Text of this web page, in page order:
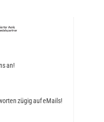
an!
zügig auf eMails!